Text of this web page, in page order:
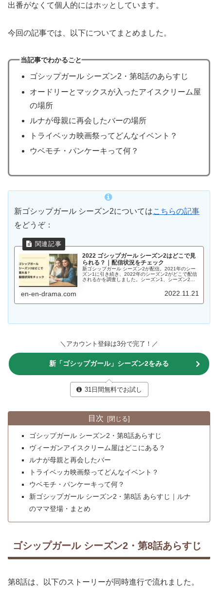
出番がなくて個人的にはホッとしています。
今回の記事では、以下についてまとめました。
当記事でわかること
ゴシップガール シーズン2・第8話のあらすじ
オードリーとマックスが入ったアイスクリーム屋
の場所
ルナが母親に再会したバーの場所
トライベッカ映画祭ってどんなイベント？
ウベモチ・パンケーキって何？
新ゴシップガール シーズン2についてはこちらの記事
をどうぞ：
2022 ゴシップガール シーズン2はどこで見
られる？｜配信状況をチェック
新ゴシップガール シーズン2が配信。2021年のシー
ズン1に引き続き、2022年のシーズン2がどこで配信
されるかを調査しました。シーズン1、シーズン2と
en-en-drama.com 2022.11.21
＼アカウント登録は3分で完了！／
新「ゴシップガール」シーズン2をみる
31日間無料でお試し
目次
ゴシップガール シーズン2・第8話あらすじ
ヴィーガンアイスクリーム屋はどこにある？
ルナが母親と再会したバー
トライベッカ映画祭ってどんなイベント？
ウベモチ・パンケーキって何？
新ゴシップガール シーズン2・第8話 あらすじ｜ルナ
のママ登場・まとめ
ゴシップガール シーズン2・第8話あらすじ
第8話は、以下のストーリーが同時進行で流れました。